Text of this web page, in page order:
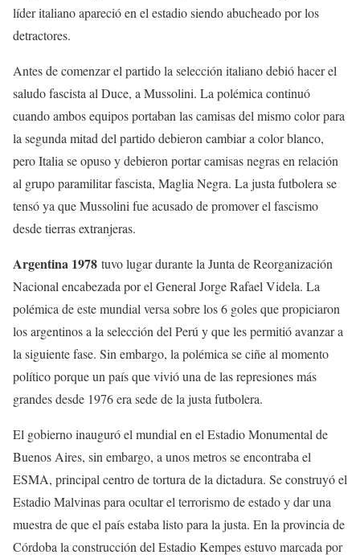
líder italiano apareció en el estadio siendo abucheado por los
detractores.
Antes de comenzar el partido la selección italiano debió hacer el
saludo fascista al Duce, a Mussolini. La polémica continuó
cuando ambos equipos portaban las camisas del mismo color para
la segunda mitad del partido debieron cambiar a color blanco,
pero Italia se opuso y debieron portar camisas negras en relación
al grupo paramilitar fascista, Maglia Negra. La justa futbolera se
tensó ya que Mussolini fue acusado de promover el fascismo
desde tierras extranjeras.
Argentina 1978 tuvo lugar durante la Junta de Reorganización
Nacional encabezada por el General Jorge Rafael Videla. La
polémica de este mundial versa sobre los 6 goles que propiciaron
los argentinos a la selección del Perú y que les permitió avanzar a
la siguiente fase. Sin embargo, la polémica se ciñe al momento
político porque un país que vivió una de las represiones más
grandes desde 1976 era sede de la justa futbolera.
El gobierno inauguró el mundial en el Estadio Monumental de
Buenos Aires, sin embargo, a unos metros se encontraba el
ESMA, principal centro de tortura de la dictadura. Se construyó el
Estadio Malvinas para ocultar el terrorismo de estado y dar una
muestra de que el país estaba listo para la justa. En la provincia de
Córdoba la construcción del Estadio Kempes estuvo marcada por